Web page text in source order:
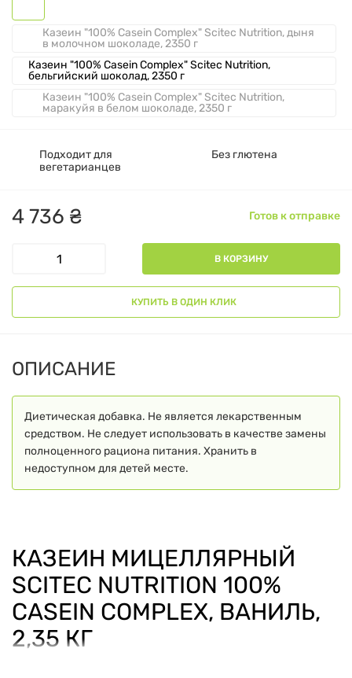
Казеин "100% Casein Complex" Scitec Nutrition, дыня
в молочном шоколаде, 2350 г
Казеин "100% Casein Complex" Scitec Nutrition,
бельгийский шоколад, 2350 г
Казеин "100% Casein Complex" Scitec Nutrition,
маракуйя в белом шоколаде, 2350 г
4736 ₴ Готов к отправке
В КОРЗИНУ
КУПИТЬ В ОДИН КЛИК
Подходит для
вегетарианцев
Без глютена
ОПИСАНИЕ
Диетическая добавка. Не является лекарственным
средством. Не следует использовать в качестве замены
полноценного рациона питания. Хранить в
недоступном для детей месте.
КАЗЕИН МИЦЕЛЛЯРНЫЙ
SCITEC NUTRITION 100%
CASEIN COMPLEX, ВАНИЛЬ,
2,35 КГ